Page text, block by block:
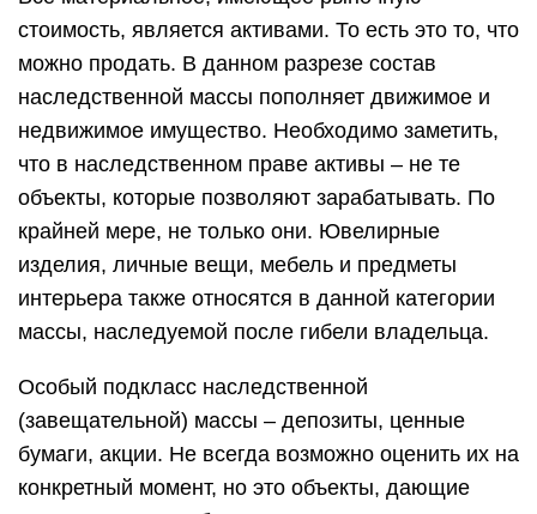
стоимость, является активами. То есть это то, что
можно продать. В данном разрезе состав
наследственной массы пополняет движимое и
недвижимое имущество. Необходимо заметить,
что в наследственном праве активы – не те
объекты, которые позволяют зарабатывать. По
крайней мере, не только они. Ювелирные
изделия, личные вещи, мебель и предметы
интерьера также относятся в данной категории
массы, наследуемой после гибели владельца.
Особый подкласс наследственной
(завещательной) массы – депозиты, ценные
бумаги, акции. Не всегда возможно оценить их на
конкретный момент, но это объекты, дающие